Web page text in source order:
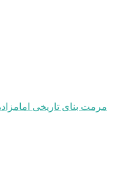
مرمت بنای تاریخی